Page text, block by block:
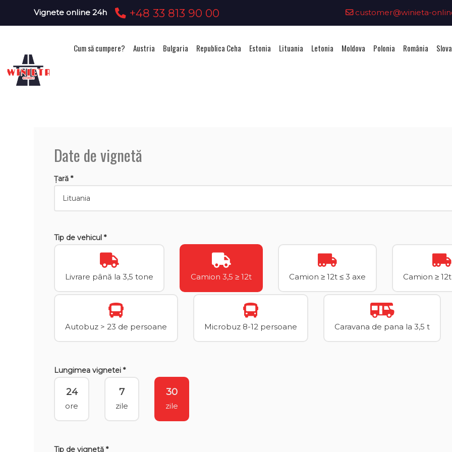
Vignete online 24h +48 33 813 90 00 customer@winieta-
Cum să cumpere? Austria Bulgaria Republica Ceha Estonia Lituania Letonia Moldova Polonia România
Date de vignetă
Țară *
Tip de vehicul *
Livrare până la 3,5 tone Camion 3,5 ≥ 12t Camion ≥ 12t ≤ 3 axe Camion ≥
Autobuz > 23 de persoane Microbuz 8-12 persoane Caravana de pana la 3,5 t
Lungimea vignetei *
24
ore
7
zile
30
zile
Tip de vignetă *